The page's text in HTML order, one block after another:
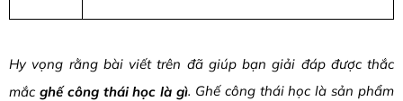
Hy vọng rằng bài viết trên đã giúp bạn giải đáp được thắc
mắc ghế công thái học là gì. Ghế công thái học là sản phẩm